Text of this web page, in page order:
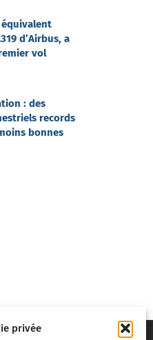
privée
équivalent
d’Airbus, a
vol
: des
records
bonnes